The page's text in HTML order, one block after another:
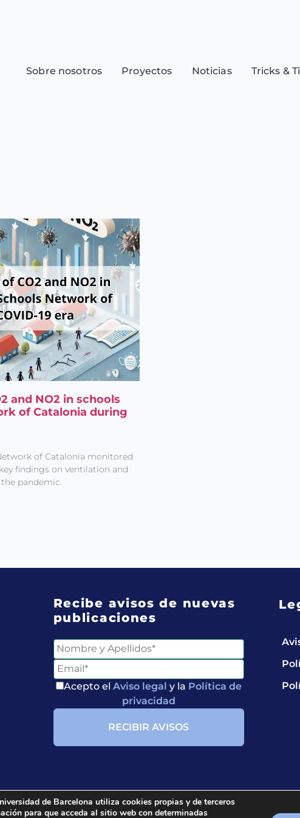
Sobre nosotros Proyectos Noticias Tricks &
and NO2 in schools
of Catalonia during
of Catalonia monitored
findings on ventilation and
pandemic.
Recibe avisos de nuevas
publicaciones
Acepto el Aviso legal y la Política de
privacidad
All rights reserved.
de Barcelona utiliza cookies propias y de terceros
para que acceda al sitio web con determinadas